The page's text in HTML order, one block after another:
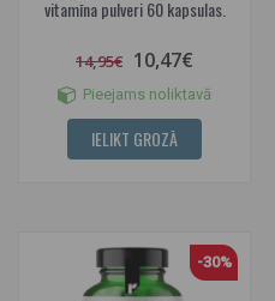
vitamīna pulveri 60 kapsulas.
14,95€ 10,47€
Pieejams noliktavā
IELIKT GROZĀ
-30%